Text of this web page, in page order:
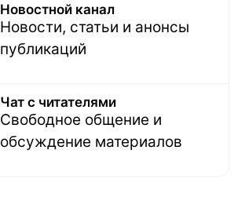
Новостной канал
Новости, статьи и анонсы
публикаций
Чат с читателями
Свободное общение и
обсуждение материалов